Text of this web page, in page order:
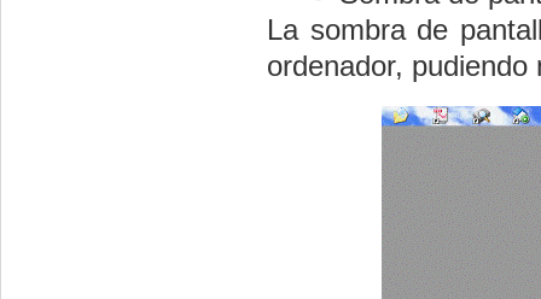
La sombra de
ordenador,